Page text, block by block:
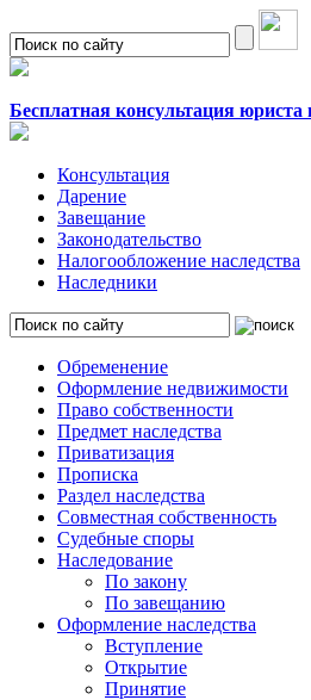
Бесплатная консультация юриста
Консультация
Дарение
Завещание
Законодательство
Налогообложение наследства
Наследники
Обременение
Оформление недвижимости
Право собственности
Предмет наследства
Приватизация
Прописка
Раздел наследства
Совместная собственность
Судебные споры
Наследование
По закону
По завещанию
Оформление наследства
Вступление
Открытие
Принятие